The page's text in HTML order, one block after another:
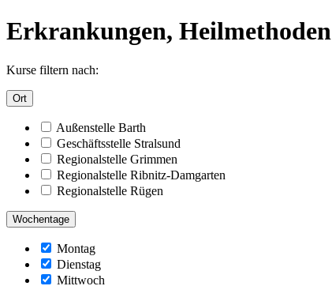
Erkrankungen, Heilmethoden
Kurse filtern nach:
Ort
Außenstelle Barth
Geschäftsstelle Stralsund
Regionalstelle Grimmen
Regionalstelle Ribnitz-Damgarten
Regionalstelle Rügen
Wochentage
Montag
Dienstag
Mittwoch